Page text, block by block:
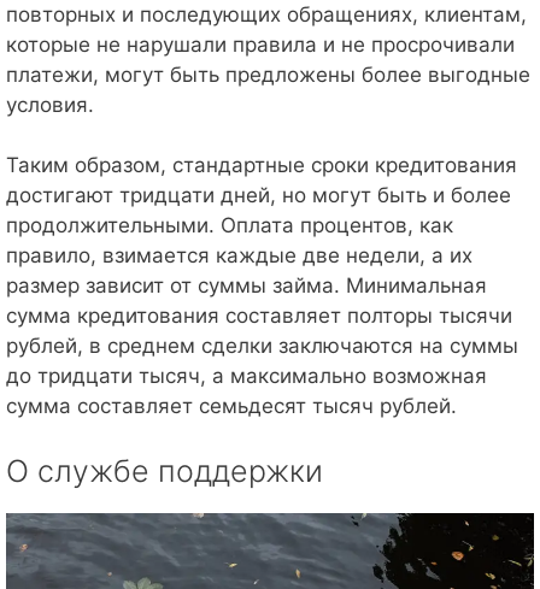
повторных и последующих обращениях, клиентам,
которые не нарушали правила и не просрочивали
платежи, могут быть предложены более выгодные
условия.
Таким образом, стандартные сроки кредитования
достигают тридцати дней, но могут быть и более
продолжительными. Оплата процентов, как
правило, взимается каждые две недели, а их
размер зависит от суммы займа. Минимальная
сумма кредитования составляет полторы тысячи
рублей, в среднем сделки заключаются на суммы
до тридцати тысяч, а максимально возможная
сумма составляет семьдесят тысяч рублей.
О службе поддержки